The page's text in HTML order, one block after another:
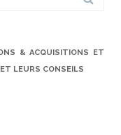
& ACQUISITIONS ET
LEURS CONSEILS